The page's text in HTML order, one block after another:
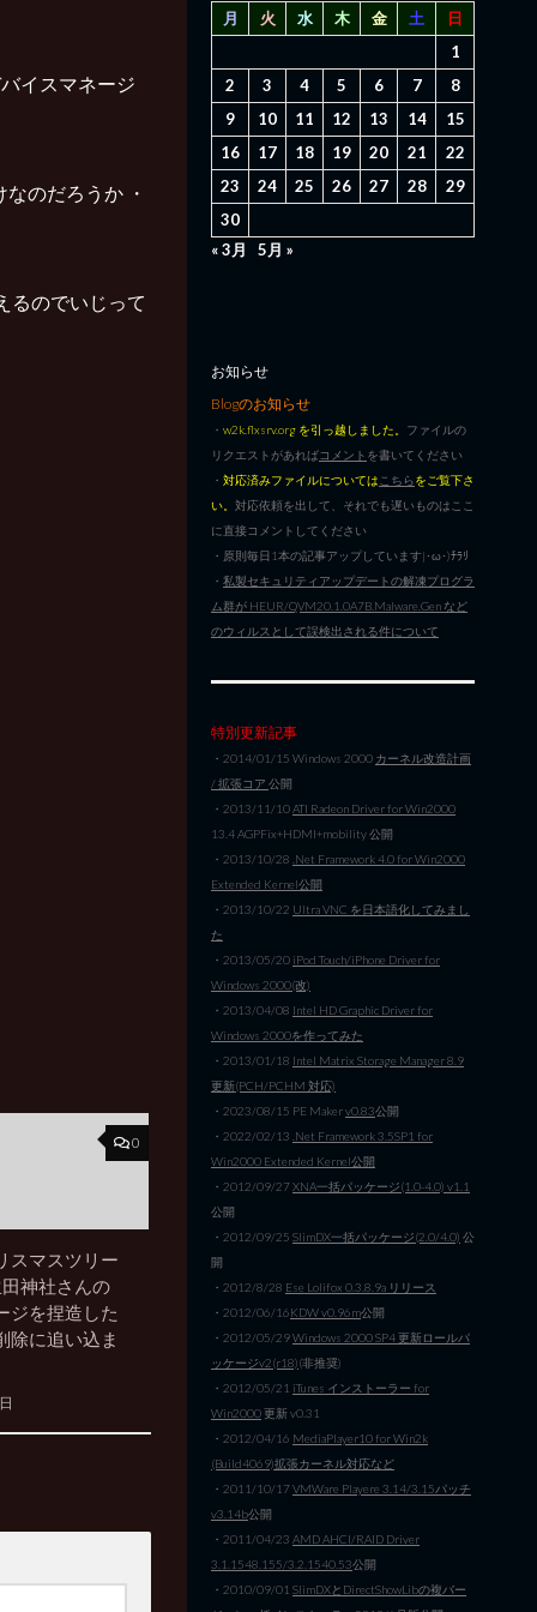
イスマネージ
のだろうか ・
るのでいじって
0
スマスツリー
田神社さんの
ジを捏造した
除に追い込ま
月 火 水 木 金 土
日
1
2
3 4 5 6 7
8
9
10 11 12 13 14
15
16
17 18 19 20 21
22
23
24 25 26 27 28
29
30
« 3月
5月 »
お知らせ
Blogのお知らせ
・ w2k.flxsrv.org を引っ越しました。 ファイルの
リクエストがあればコメント を書いてください
・ 対応済みファイルについては こちらをご覧下さ
い。 対応依頼を出して、それでも遅いものはここ
に直接コメントしてください
・原則毎日1本の記事アップしています|･ω･)ﾁﾗﾘ
・ 私製セキュリティアップデートの解凍プログラ
ム群が HEUR/QVM20.1.0A7B.Malware.Gen など
のウィルスとして誤検出される件について
特別更新記事
・2014/01/15 Windows 2000 カーネル改造計画
/ 拡張コア 公開
・2013/11/10ATI Radeon Driver for Win2000
13.4 AGPFix+HDMI+mobility 公開
・2013/10/28 .Net Framework 4.0 for Win2000
Extended Kernel公開
・2013/10/22 Ultra VNC を日本語化してみまし
た
・2013/05/20 iPod Touch/iPhone Driver for
Windows 2000(改)
・2013/04/08 Intel HD Graphic Driver for
Windows 2000を作ってみた
・2013/01/18 Intel Matrix Storage Manager 8.9
更新(PCH/PCHM 対応)
・2023/08/15 PE Makerv0.83公開
・2022/02/13 .Net Framework 3.5SP1 for
Win2000 Extended Kernel公開
・2012/09/27XNA一括パッケージ(1.0-4.0) v1.1
公開
・2012/09/25 SlimDX一括パッケージ(2.0/4.0) 公
開
・2012/8/28 Ese Lolifox 0.3.8.9a リリース
・2012/06/16KDW v0.96m公開
・2012/05/29Windows 2000 SP4 更新ロールパ
ッケージv2(r18)(非推奨)
・2012/05/21 iTunes インストーラー for
Win2000更新 v0.31
・2012/04/16 MediaPlayer10 for Win2k
(Build4069)拡張カーネル対応など
・2011/10/17VMWare Playere 3.14/3.15パッチ
v3.14b公開
・2011/04/23 AMD AHCI/RAID Driver
3.1.1548.155/3.2.1540.53公開
・2010/09/01 SlimDXとDirectShowLibの複バー